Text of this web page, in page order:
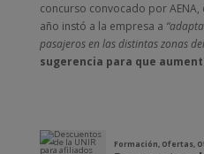
concurso convocado por
año instó a la empresa a
pasajeros en las distintas zonas
sugerencia para que